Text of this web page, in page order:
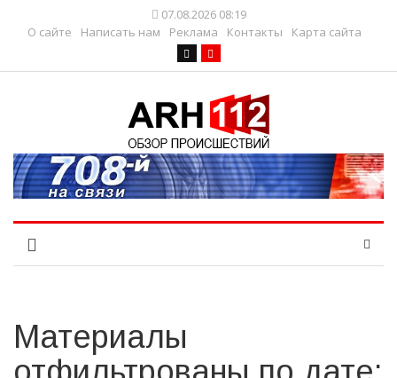
07.08.2026 08:19
О сайте
Написать нам Реклама Контакты Карта сайта
Материалы